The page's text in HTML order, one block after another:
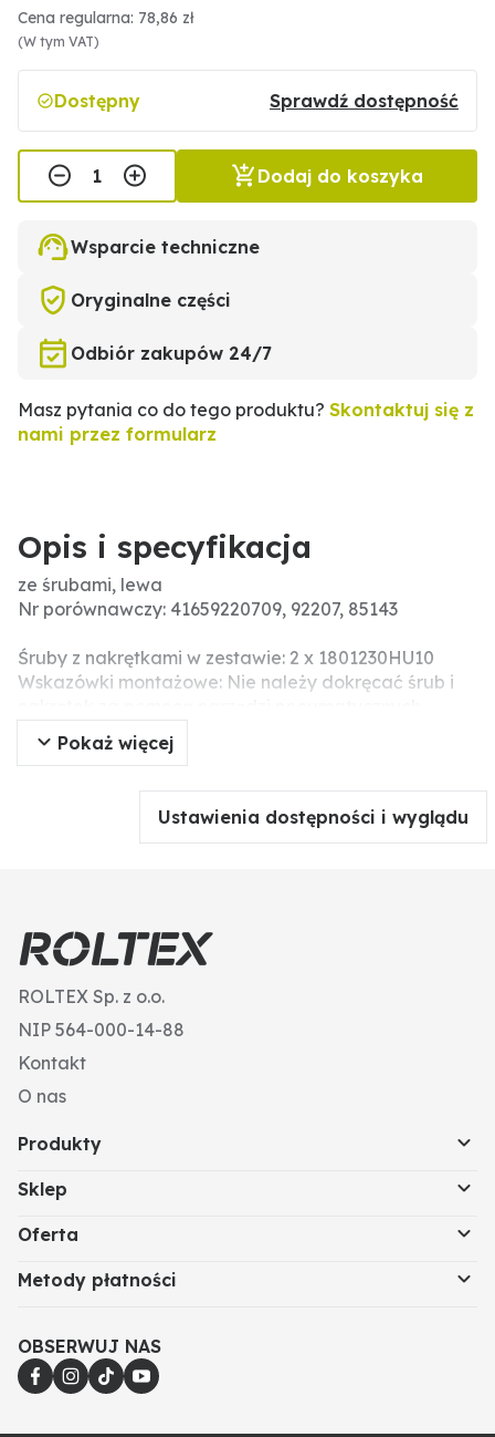
Cena regularna: 78,86 zł
(W tym VAT)
Dostępny Sprawdź dostępność
Dodaj do koszyka
Wsparcie techniczne
Oryginalne części
Odbiór zakupów 24/7
Masz pytania co do tego produktu? Skontaktuj się z
nami przez formularz
Opis i specyfikacja
ze śrubami, lewa
Nr porównawczy: 41659220709, 92207, 85143
Śruby z nakrętkami w zestawie: 2 x 1801230HU10
Wskazówki montażowe: Nie należy dokręcać śrub i
ponieważ może to prowadzić do uszkodzenia części
roboczej (pęknięcia naprężeniowe).
Pokaż więcej
Ustawienia dostępności i wyglądu
ROLTEX Sp. z o.o.
NIP 564-000-14-88
Kontakt
O nas
Produkty
Sklep
Oferta
Metody płatności
OBSERWUJ NAS